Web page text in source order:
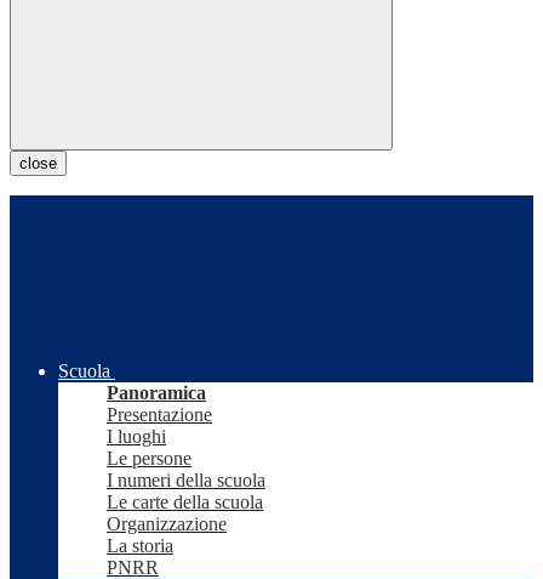
close
Scuola
Panoramica
Presentazione
I luoghi
Le persone
I numeri della scuola
Le carte della scuola
Organizzazione
La storia
PNRR